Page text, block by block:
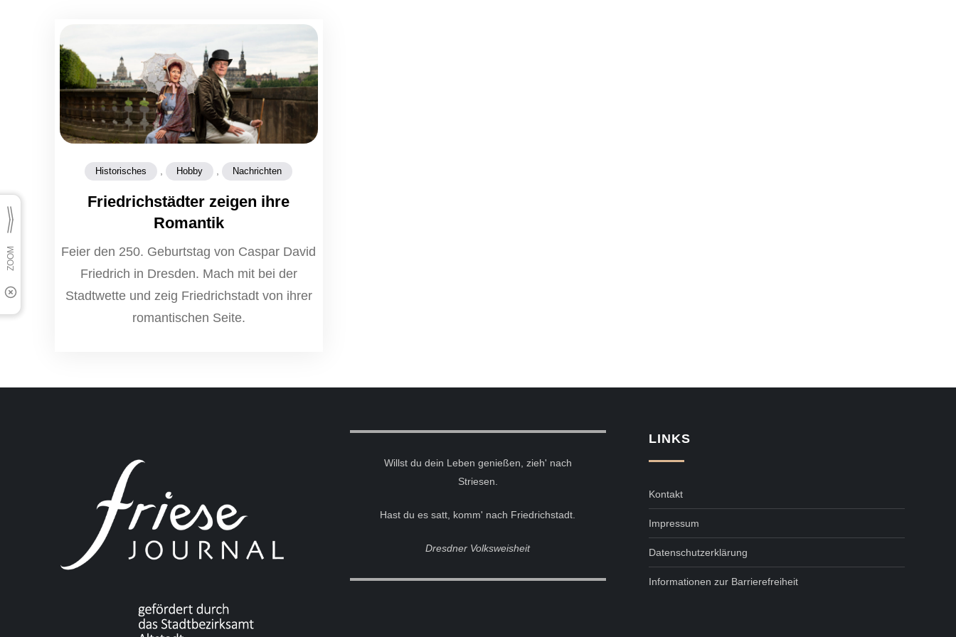
Historisches , Hobby , Nachrichten
Friedrichstädter zeigen ihre
Romantik
Feier den 250. Geburtstag von Caspar David
Friedrich in Dresden. Mach mit bei der
Stadtwette und zeig Friedrichstadt von ihrer
romantischen Seite.
Willst du dein Leben genießen, zieh' nach
Striesen.
Hast du es satt, komm' nach Friedrichstadt.
Dresdner Volksweisheit
LINKS
Kontakt
Impressum
Datenschutzerklärung
Informationen zur Barrierefreiheit